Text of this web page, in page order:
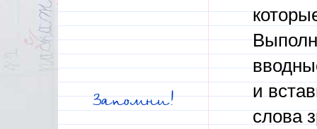
Запомни!
и
слова